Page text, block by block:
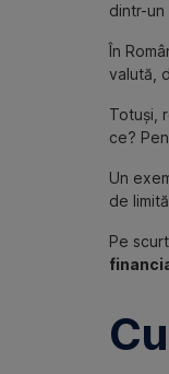
dintr-
În
valută,
Totuși,
ce?
Un
de
Pe